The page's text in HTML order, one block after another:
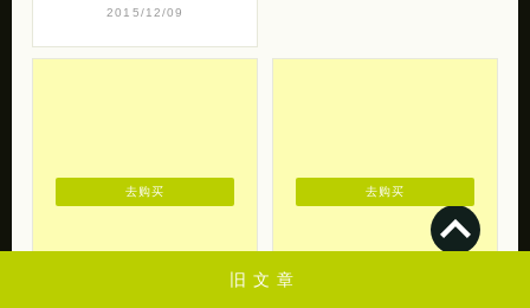
旧文章
2015/12/09
去购买 去购买